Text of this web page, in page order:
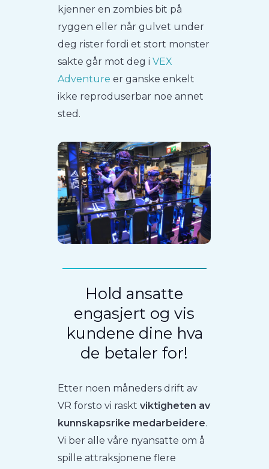
kjenner en zombies bit på
ryggen eller når gulvet under
deg rister fordi et stort monster
sakte går mot deg iVEX
Adventure er ganske enkelt
ikke reproduserbar noe annet
sted.
Hold ansatte
engasjert og vis
kundene dine hva
de betaler for!
Etter noen måneders drift av
VR forsto vi raskt viktigheten av
kunnskapsrike medarbeidere.
Vi ber alle våre nyansatte om å
spille attraksjonene flere